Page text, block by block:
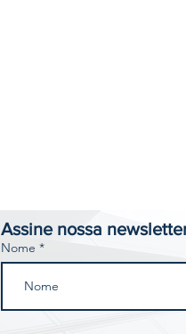
Assine nossa
Nome